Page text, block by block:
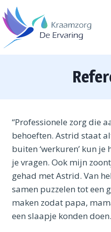
Doorgaan
naar
inhoud
“Professionele zorg die
behoeften. Astrid staat
buiten ‘werkuren’ kun je
je vragen. Ook mijn
gehad met Astrid. Van
samen puzzelen tot een
maken zodat papa,
een slaapje konden